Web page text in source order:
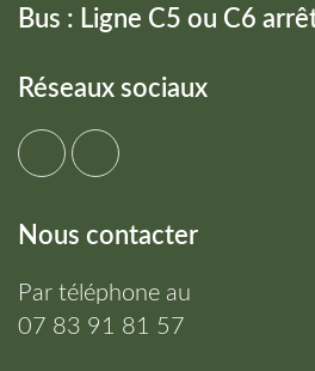
Bus : Ligne C5 ou C6
Réseaux sociaux
Nous contacter
Par téléphone au
07 83 91 81 57